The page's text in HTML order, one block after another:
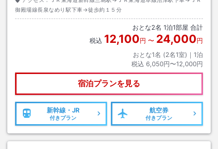
御殿場線長泉なめり駅下車→徒歩約１５分
おとな2名 1泊1部屋 合計
税込 12,100円 〜 24,000円
おとな1名 (2名1室)｜ 1泊
税込 6,050円〜12,000円
宿泊プランを見る
新幹線・JR
付きプラン
航空券
付きプラン